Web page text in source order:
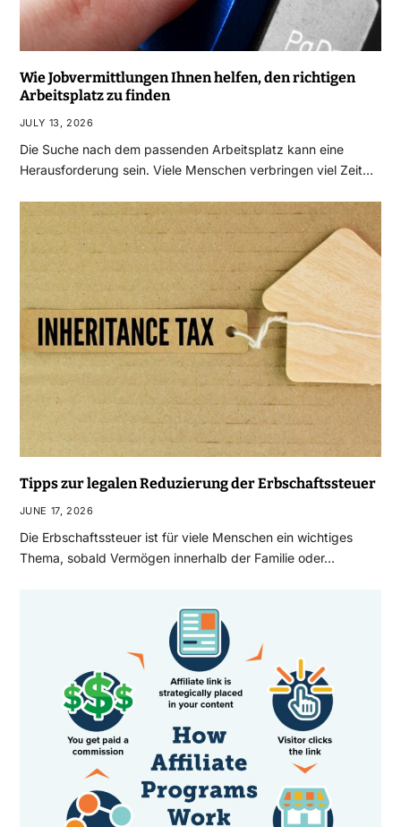
Wie Jobvermittlungen Ihnen helfen, den richtigen
Arbeitsplatz zu finden
JULY 13, 2026
Die Suche nach dem passenden Arbeitsplatz kann eine
Herausforderung sein. Viele Menschen verbringen viel Zeit…
Tipps zur legalen Reduzierung der Erbschaftssteuer
JUNE 17, 2026
Die Erbschaftssteuer ist für viele Menschen ein wichtiges
Thema, sobald Vermögen innerhalb der Familie oder…